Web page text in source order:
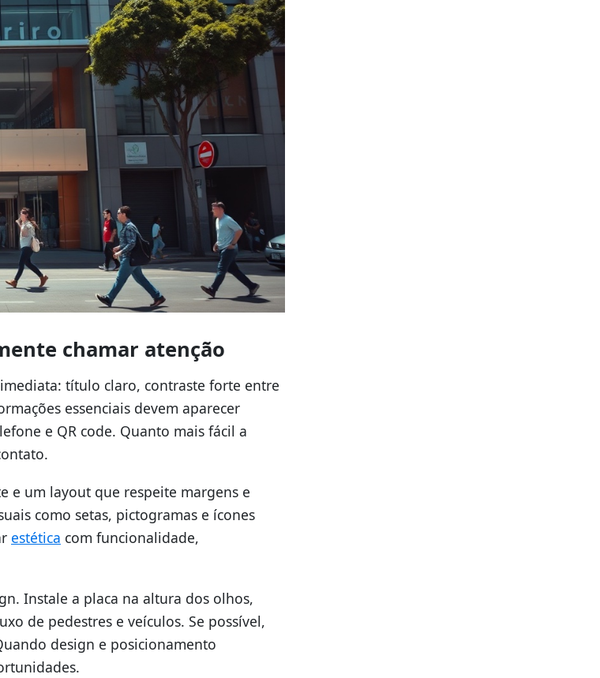
chamar atenção
título claro, contraste forte entre
essenciais devem aparecer
e QR code. Quanto mais fácil a
e um layout que respeite margens e
como setas, pictogramas e ícones
estética com funcionalidade,
Instale a placa na altura dos olhos,
de pedestres e veículos. Se possível,
design e posicionamento